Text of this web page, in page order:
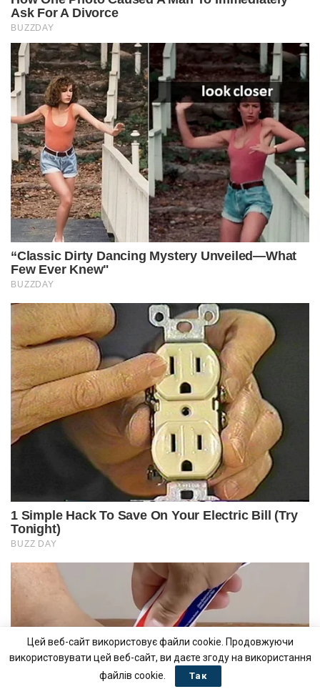
Цей веб-сайт використовує файли cookie. Продовжуючи
використовувати цей веб-сайт, ви даєте згоду на використання
файлів cookie.
Так